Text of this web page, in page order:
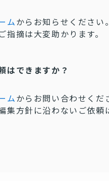
ムからお知らせください
摘は大変助かります。
はできますか？
ムからお問い合わせくだ
集方針に沿わないご依頼